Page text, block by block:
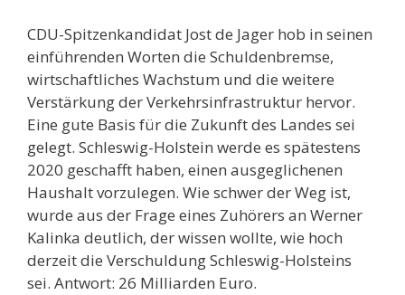
CDU-Spitzenkandidat Jost de Jager hob in seinen
einführenden Worten die Schuldenbremse,
wirtschaftliches Wachstum und die weitere
Verstärkung der Verkehrsinfrastruktur hervor.
Eine gute Basis für die Zukunft des Landes sei
gelegt. Schleswig-Holstein werde es spätestens
2020 geschafft haben, einen ausgeglichenen
Haushalt vorzulegen. Wie schwer der Weg ist,
wurde aus der Frage eines Zuhörers an Werner
Kalinka deutlich, der wissen wollte, wie hoch
derzeit die Verschuldung Schleswig-Holsteins
sei. Antwort: 26 Milliarden Euro.